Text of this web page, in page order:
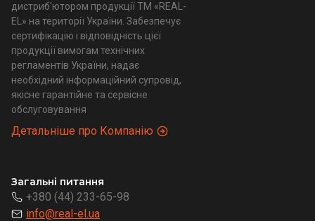
дистриб'ютором продукції ТМ «REAL-
EL» на території України. Забезпечує
сертифікацію і відповідність цієї
продукції вимогам технічних
регламентів України, надає
необхідний інформаційний супровід,
якісне гарантійне та сервісне
обслуговування
Детальніше про Компанію
Загальні питання
+380 (44) 233-65-98
info@real-el.ua